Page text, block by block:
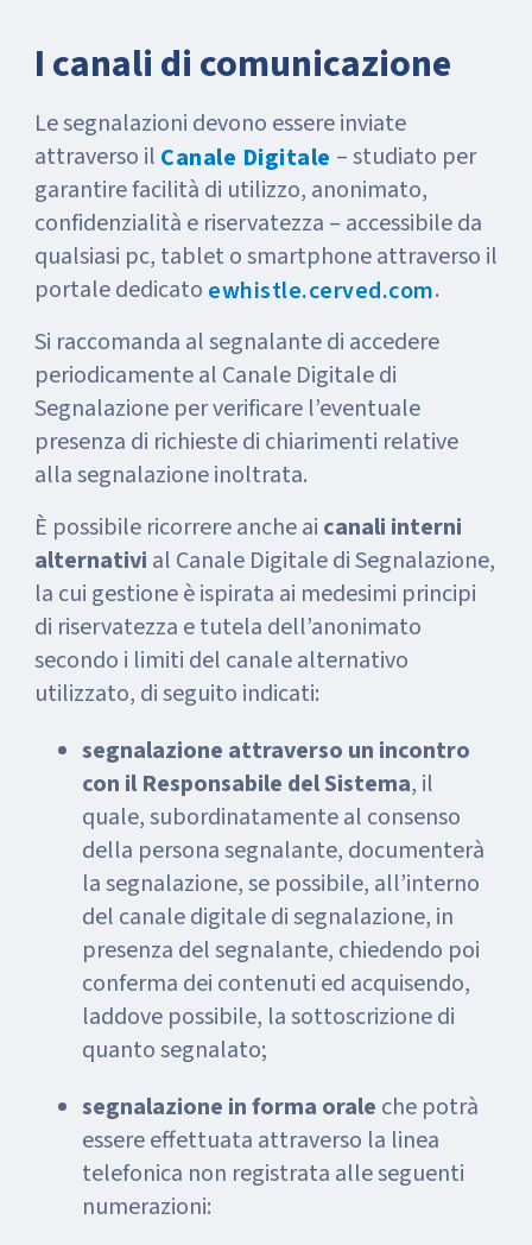
I canali di comunicazione
Le segnalazioni devono essere inviate
attraverso il Canale Digitale – studiato per
garantire facilità di utilizzo, anonimato,
confidenzialità e riservatezza – accessibile da
qualsiasi pc, tablet o smartphone attraverso il
portale dedicato ewhistle.cerved.com.
Si raccomanda al segnalante di accedere
periodicamente al Canale Digitale di
Segnalazione per verificare l’eventuale
presenza di richieste di chiarimenti relative
alla segnalazione inoltrata.
È possibile ricorrere anche ai canali interni
alternativi al Canale Digitale di Segnalazione,
la cui gestione è ispirata ai medesimi principi
di riservatezza e tutela dell’anonimato
secondo i limiti del canale alternativo
utilizzato, di seguito indicati:
segnalazione attraverso un incontro
con il Responsabile del Sistema, il
quale, subordinatamente al consenso
della persona segnalante, documenterà
la segnalazione, se possibile, all’interno
del canale digitale di segnalazione, in
presenza del segnalante, chiedendo poi
conferma dei contenuti ed acquisendo,
laddove possibile, la sottoscrizione di
quanto segnalato;
segnalazione in forma orale che potrà
essere effettuata attraverso la linea
telefonica non registrata alle seguenti
numerazioni: